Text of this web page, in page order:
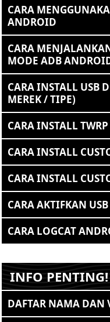
CARA
ANDROID
CARA
MODE ADB
CARA INSTALL USB
MEREK / TIPE)
CARA INSTALL
CARA INSTALL
CARA INSTALL
CARA AKTIFKAN
CARA LOGCAT
INFO PENTING!
DAFTAR NAMA DAN